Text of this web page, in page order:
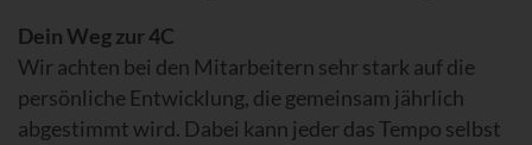
Dein Weg zur 4C
Wir achten bei den Mitarbeitern sehr stark auf die
persönliche Entwicklung, die gemeinsam jährlich
abgestimmt wird. Dabei kann jeder das Tempo selbst